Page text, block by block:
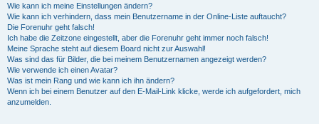
Wie kann ich meine Einstellungen ändern?
Wie kann ich verhindern, dass mein Benutzername in der Online-Liste auftaucht?
Die Forenuhr geht falsch!
Ich habe die Zeitzone eingestellt, aber die Forenuhr geht immer noch falsch!
Meine Sprache steht auf diesem Board nicht zur Auswahl!
Was sind das für Bilder, die bei meinem Benutzernamen angezeigt werden?
Wie verwende ich einen Avatar?
Was ist mein Rang und wie kann ich ihn ändern?
Wenn ich bei einem Benutzer auf den E-Mail-Link klicke, werde ich aufgefordert, mich
anzumelden.